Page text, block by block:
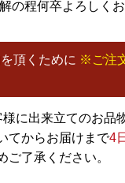
の程何卒よろしく
頂くために ※ご注
に出来立てのお品
てからお届けまで4
ご了承ください。